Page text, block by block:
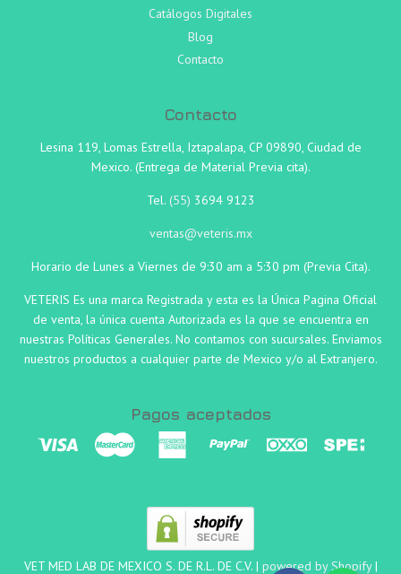
Catálogos Digitales
Blog
Contacto
Contacto
Lesina 119, Lomas Estrella, Iztapalapa, CP 09890, Ciudad de
Mexico. (Entrega de Material Previa cita).
Tel. (55) 3694 9123
ventas@veteris.mx
Horario de Lunes a Viernes de 9:30 am a 5:30 pm (Previa Cita).
VETERIS Es una marca Registrada y esta es la Única Pagina Oficial
de venta, la única cuenta Autorizada es la que se encuentra en
nuestras Políticas Generales. No contamos con sucursales. Enviamos
nuestros productos a cualquier parte de Mexico y/o al Extranjero.
Pagos aceptados
VET MED LAB DE MEXICO S. DE R.L. DE C.V. | powered by Shopify|